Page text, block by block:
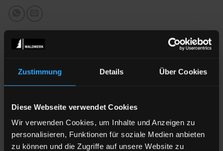
Zustimmung Details Über Cookies
Diese Webseite verwendet Cookies
Wir verwenden Cookies, um Inhalte und Anzeigen zu
personalisieren, Funktionen für soziale Medien anbieten
zu können und die Zugriffe auf unsere Website zu
BESCHREIBUNG
Designed and printed in the Black Forest
Shirt-Material:
Männer Rundhals T-Shirt, 100% ringgesponnene Bio-